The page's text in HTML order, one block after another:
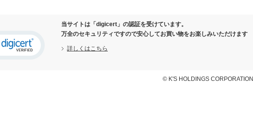
当サイトは「digicert」の認証を受けています。
万全のセキュリティですので安心してお買い物をお楽しみいただけます
詳しくはこちら
© K'S HOLDINGS CORPORATION